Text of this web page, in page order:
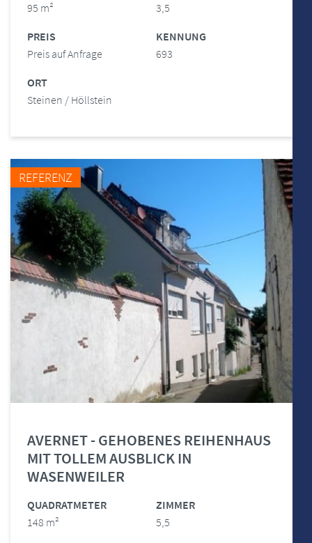
95 m²
3,5
PREIS
Preis auf Anfrage
KENNUNG
693
ORT
Steinen / Höllstein
REFERENZ
AVERNET - GEHOBENES REIHENHAUS
MIT TOLLEM AUSBLICK IN
WASENWEILER
QUADRATMETER
148 m²
ZIMMER
5,5